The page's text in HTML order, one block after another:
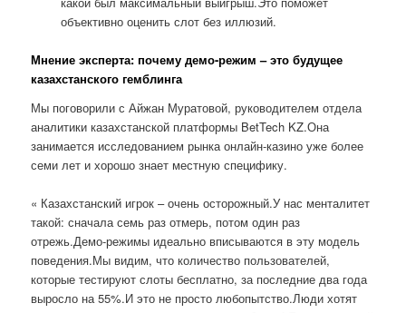
объективно оценить слот без иллюзий.
Мнение эксперта: почему демо-режим – это будущее
казахстанского гемблинга
Мы поговорили с Айжан Муратовой, руководителем отдела
аналитики казахстанской платформы BetTech KZ.Она
занимается исследованием рынка онлайн-казино уже более
семи лет и хорошо знает местную специфику.
« Казахстанский игрок – очень осторожный.У нас менталитет
такой: сначала семь раз отмерь, потом один раз
отрежь.Демо-режимы идеально вписываются в эту модель
поведения.Мы видим, что количество пользователей,
которые тестируют слоты бесплатно, за последние два года
выросло на 55%.И это не просто любопытство.Люди хотят